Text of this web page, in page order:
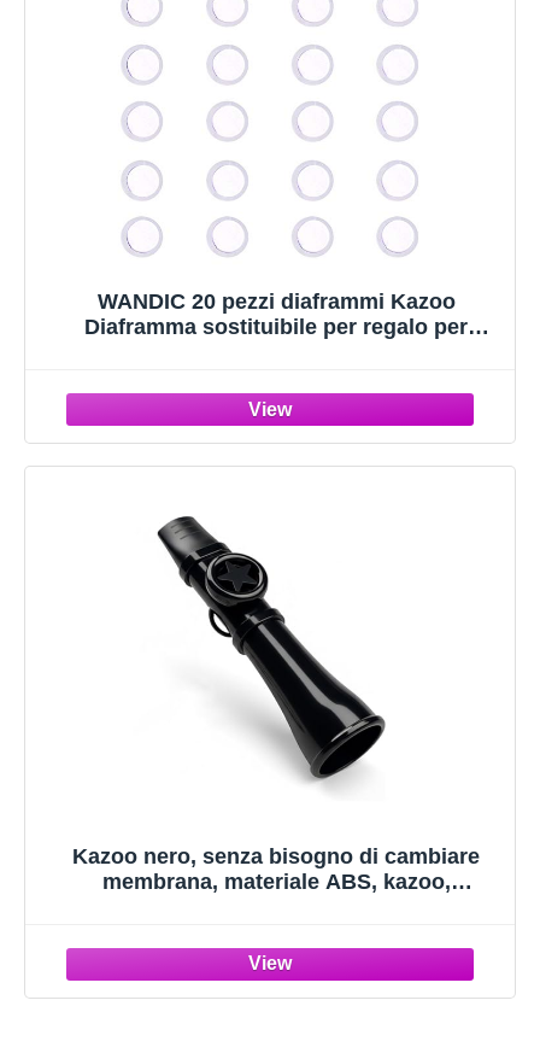
WANDIC 20 pezzi diaframmi Kazoo
Diaframma sostituibile per regalo per
Kazoo nero, senza bisogno di cambiare
membrana, materiale ABS, kazoo,